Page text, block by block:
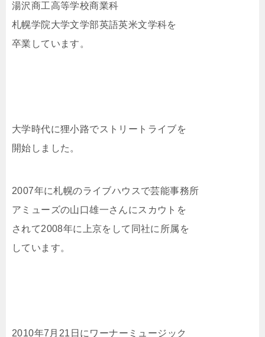
湯沢商工高等学校商業科
札幌学院大学文学部英語英米文学科を
卒業しています。
大学時代に狸小路でストリートライブを
開始しました。
2007年に札幌のライブハウスで芸能事務所
アミューズの山口雄一さんにスカウトを
されて2008年に上京をして同社に所属を
しています。
2010年7月21日にワーナーミュージック